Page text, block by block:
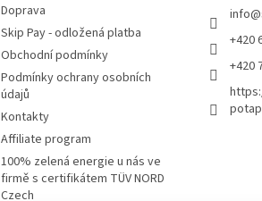
Doprava
Skip Pay - odložená platba
Obchodní podmínky
Podmínky ochrany osobních
údajů
Kontakty
Affiliate program
100% zelená energie u nás ve
firmě s certifikátem TÜV NORD
Czech
info@
+420
+420